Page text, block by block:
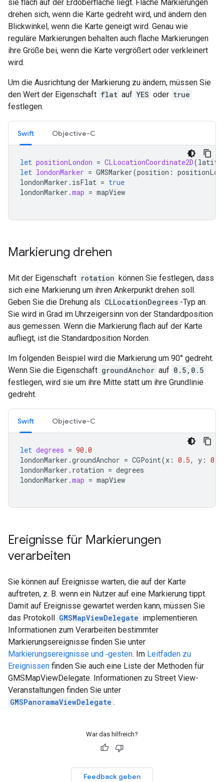
sie flach auf der Erdoberfläche liegt. Flache Markierungen
drehen sich, wenn die Karte gedreht wird, und ändern den
Blickwinkel, wenn die Karte geneigt wird. Genau wie
reguläre Markierungen behalten auch flache Markierungen
ihre Größe bei, wenn die Karte vergrößert oder verkleinert
wird.
Um die Ausrichtung der Markierung zu ändern, müssen Sie
den Wert der Eigenschaft flat auf YES oder true
festlegen.
Swift Objective-C
let positionLondon = CLLocationCoordinate2D(
let londonMarker = GMSMarker(position :
londonMarker . isFlat = true
londonMarker .map = mapView
Markierung drehen
Mit der Eigenschaft rotation können Sie festlegen, dass
sich eine Markierung um ihren Ankerpunkt drehen soll.
Geben Sie die Drehung als CLLocationDegrees -Typ an.
Sie wird in Grad im Uhrzeigersinn von der Standardposition
aus gemessen. Wenn die Markierung flach auf der Karte
aufliegt, ist die Standardposition Norden.
Im folgenden Beispiel wird die Markierung um 90° gedreht.
Wenn Sie die Eigenschaft groundAnchor auf 0.5,0.5
festlegen, wird sie um ihre Mitte statt um ihre Grundlinie
gedreht.
Swift Objective-C
let degrees = 90.0
londonMarker .groundAnchor = CGPoint(x : 0.5, y : 0.5
londonMarker . rotation = degrees
londonMarker .map = mapView
Ereignisse für Markierungen
verarbeiten
Sie können auf Ereignisse warten, die auf der Karte
auftreten, z. B. wenn ein Nutzer auf eine Markierung tippt.
Damit auf Ereignisse gewartet werden kann, müssen Sie
das Protokoll GMSMapViewDelegate implementieren.
Informationen zum Verarbeiten bestimmter
Markierungsereignisse finden Sie unter
Markierungsereignisse und ‑gesten. Im Leitfaden zu
Ereignissen finden Sie auch eine Liste der Methoden für
GMSMapViewDelegate. Informationen zu Street View-
Veranstaltungen finden Sie unter
GMSPanoramaViewDelegate .
War das hilfreich?
Feedback geben